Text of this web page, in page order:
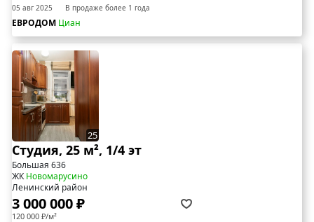
05 авг 2025 В продаже более 1 года
ЕВРОДОМ Циан
25
Студия, 25 м², 1/4 эт
Большая 636
ЖКНовомарусино
Ленинский район
3 000 000 ₽
120 000 ₽/м²